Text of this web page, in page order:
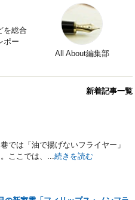
を総合
ポー
All About編集部
新着記事一覧
では「油で揚げないフライヤー」
ここでは、...続きを読む